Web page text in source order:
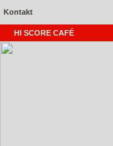
Kontakt
HI SCORE CAFÉ